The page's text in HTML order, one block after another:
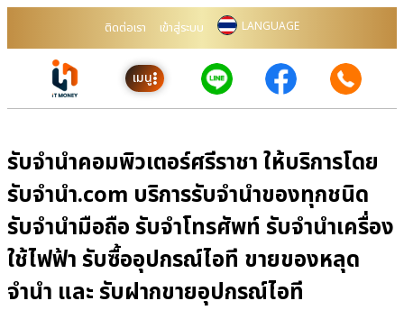
ติดต่อเรา เข้าสู่ระบบ LANGUAGE
เมนู
รับจำนำคอมพิวเตอร์ศรีราชา ให้บริการโดย
รับจํานํา.com บริการรับจำนำของทุกชนิด
รับจำนำมือถือ รับจำโทรศัพท์ รับจำนำเครื่อง
ใช้ไฟฟ้า รับซื้ออุปกรณ์ไอที ขายของหลุด
จำนำ และ รับฝากขายอุปกรณ์ไอที